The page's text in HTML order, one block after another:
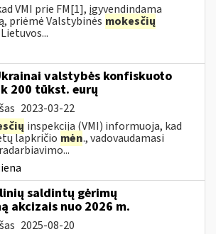
VMI prie FM[1], įgyvendindama
priėmė Valstybinės mokesčių
valstybės konfiskuoto
200 tūkst. eurų
2023-03-22
inspekcija (VMI) informuoja, kad
lapkričio mėn., vadovaudamasi
saldintų gėrimų
akcizais nuo 2026 m.
2025-08-20